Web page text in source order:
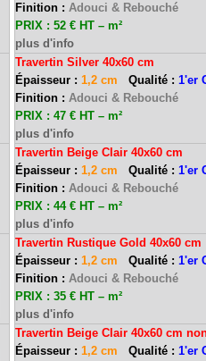
Finition : Adouci & Rebouché
PRIX : 52 € HT – m²
plus d'info
Travertin Silver 40x60 cm
Épaisseur : 1,2 cm Qualité : 1'er
Finition : Adouci & Rebouché
PRIX : 47 € HT – m²
plus d'info
Travertin Beige Clair 40x60 cm
Épaisseur : 1,2 cm Qualité : 1'er
Finition : Adouci & Rebouché
PRIX : 44 € HT – m²
plus d'info
Travertin Rustique Gold 40x60 cm
Épaisseur : 1,2 cm Qualité : 1'er
Finition : Adouci & Rebouché
PRIX : 35 € HT – m²
plus d'info
Travertin Beige Clair 40x60 cm
Épaisseur : 1,2 cm Qualité : 1'er
PROVENCE ): Ouvert du mardi au
): Ouvert du mardi au samedi inclus de